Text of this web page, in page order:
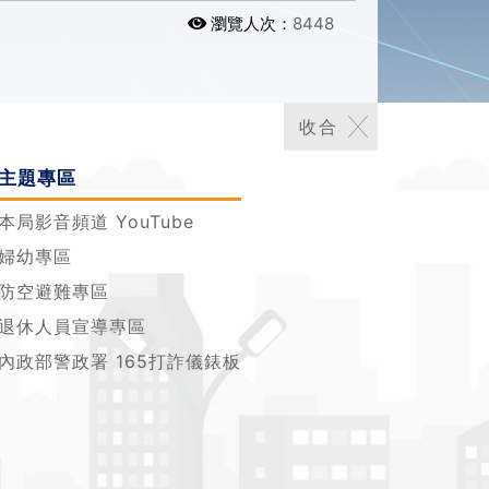
瀏覽人次： 8448
題專區
局影音頻道 YouTube
幼專區
空避難專區
休人員宣導專區
政部警政署 165打詐儀錶板